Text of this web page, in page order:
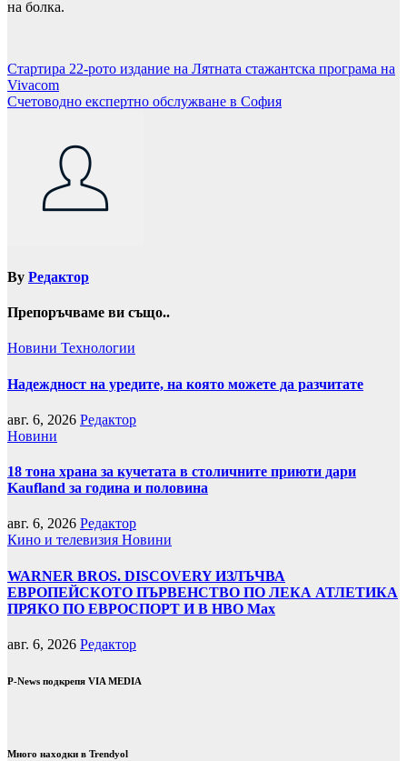
на болка.
Навигация
Стартира 22-рото издание на Лятната стажантска програма на
Vivacom
Счетоводно експертно обслужване в София
By Редактор
Препоръчваме ви също..
Новини Технологии
Надеждност на уредите, на която можете да разчитате
авг. 6, 2026 Редактор
Новини
18 тона храна за кучетата в столичните приюти дари
Kaufland за година и половина
авг. 6, 2026 Редактор
Кино и телевизия Новини
WARNER BROS. DISCOVERY ИЗЛЪЧВА
ЕВРОПЕЙСКОТО ПЪРВЕНСТВО ПО ЛЕКА АТЛЕТИКА
ПРЯКО ПО ЕВРОСПОРТ И В НВО Мах
авг. 6, 2026 Редактор
P-News подкрепя VIA MEDIA
Много находки в Trendyol